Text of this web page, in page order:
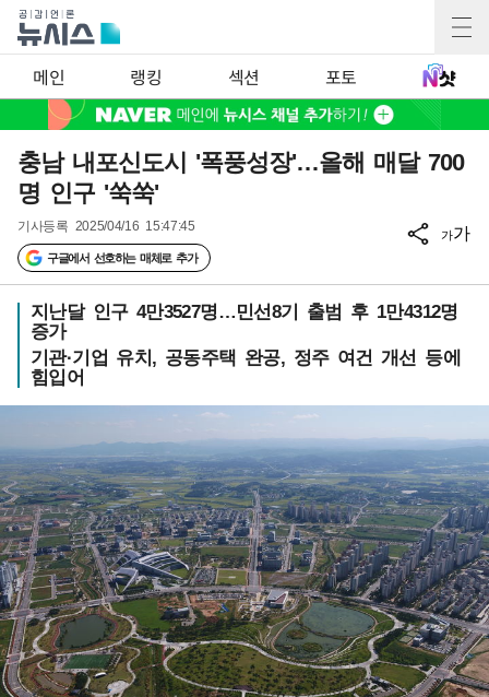
메인 랭킹 섹션 포토
충남 내포신도시 '폭풍성장'…올해 매달 700
명 인구 '쑥쑥'
기사등록 2025/04/16 15:47:45
구글에서 선호하는 매체로 추가
가가
지난달 인구 4만3527명…민선8기 출범 후 1만4312명
증가
기관·기업 유치, 공동주택 완공, 정주 여건 개선 등에
힘입어